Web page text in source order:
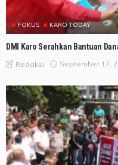
FOKUS KARO TODAY
DMI Karo Serahkan Bantuan
Redaksi September 17,